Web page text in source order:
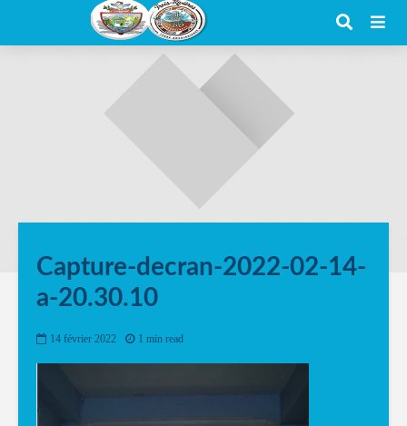
Capture-decran-2022-02-14-
a-20.30.10
14 février 2022 1 min read